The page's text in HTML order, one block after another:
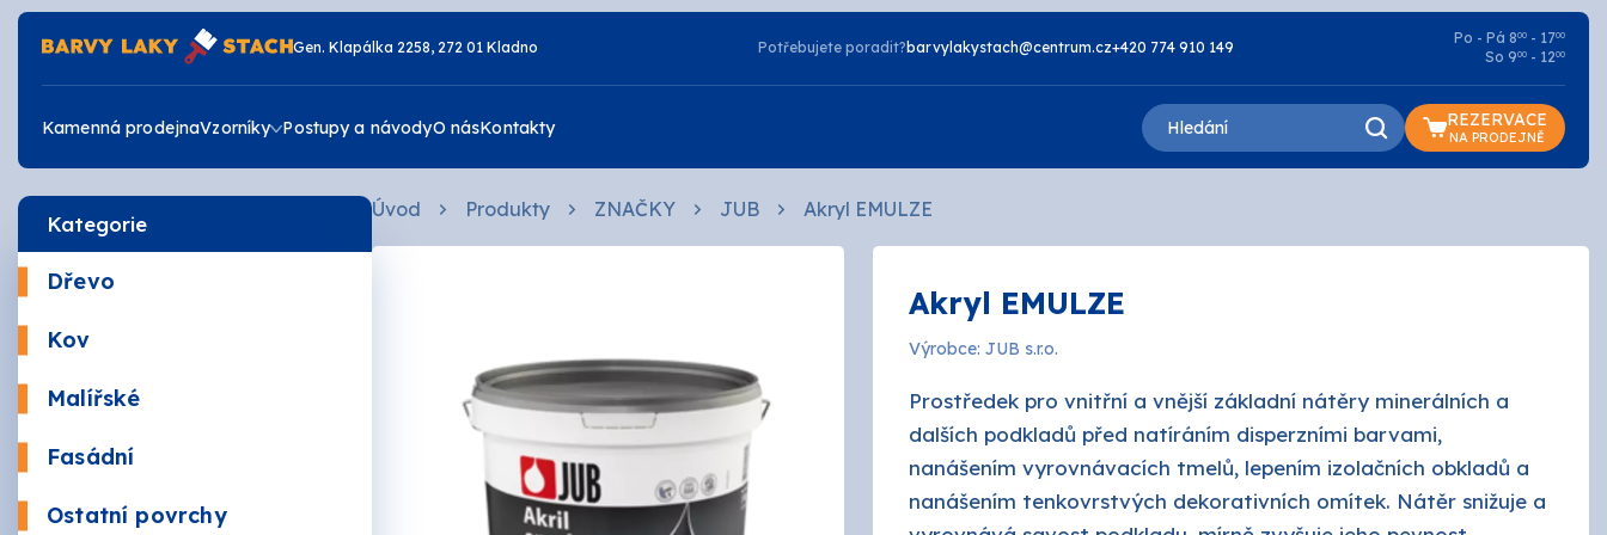
Gen. Klapálka 2258, 272 01 Kladno Potřebujete poradit? barvylakystach@centrum.cz+420 774 910 149
Po - Pá 800 - 1700
So 900 - 1200
Kamenná prodejnaVzorníky Postupy a návodyO násKontakty REZERVACE
NA PRODEJNĚ
Kategorie
Dřevo
Mořidla Napouštědla
Kov
Žáruvzdorné
Vrchní
Malířské
Omyvatelné Otěruvzdorné Penetrace
Zdravé bydlení
Fasádní
Akrylátové Silikátové
Ostatní povrchy
Úvod Produkty ZNAČKY JUB Akryl EMULZE
Akryl EMULZE
Výrobce: JUB s.r.o.
Prostředek pro vnitřní a vnější základní nátěry minerálních a
dalších podkladů před natíráním disperzními barvami,
nanášením vyrovnávacích tmelů, lepením izolačních obkladů a
nanášením tenkovrstvých dekorativních omítek. Nátěr snižuje a